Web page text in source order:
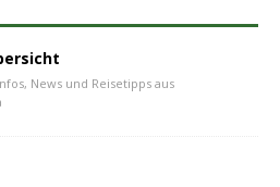
News und Reisetipps aus